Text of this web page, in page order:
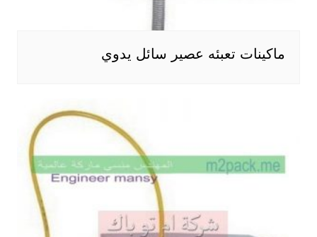
ماكينات تعبئه عصير سائل يدوي